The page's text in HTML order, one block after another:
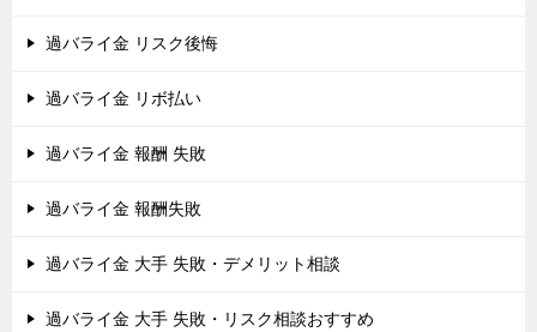
過バライ金 リスク後悔
過バライ金 リボ払い
過バライ金 報酬 失敗
過バライ金 報酬失敗
過バライ金 大手 失敗・デメリット相談
過バライ金 大手 失敗・リスク相談おすすめ